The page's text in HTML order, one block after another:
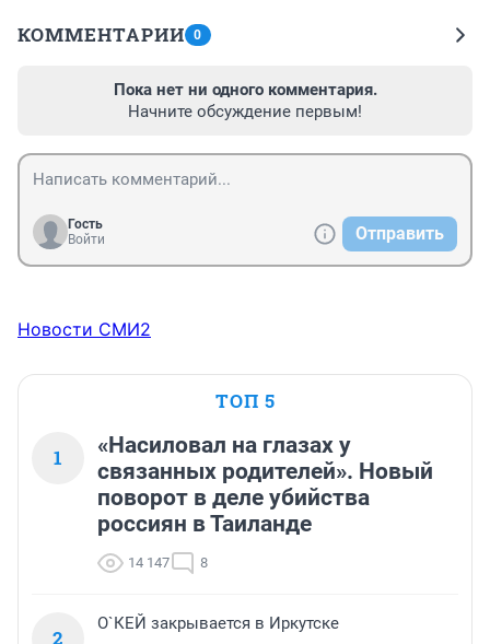
КОММЕНТАРИИ 0
Пока нет ни одного комментария.
Начните обсуждение первым!
Гость
Войти
Отправить
Новости СМИ2
ТОП 5
1
«Насиловал на глазах у
связанных родителей». Новый
поворот в деле убийства
россиян в Таиланде
14 147 8
2
О`КЕЙ закрывается в Иркутске